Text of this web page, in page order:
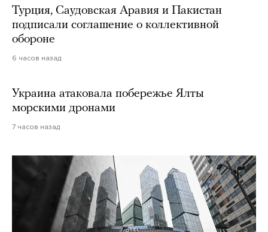
Турция, Саудовская Аравия и Пакистан
подписали соглашение о коллективной
обороне
6 часов назад
Украина атаковала побережье Ялты
морскими дронами
7 часов назад